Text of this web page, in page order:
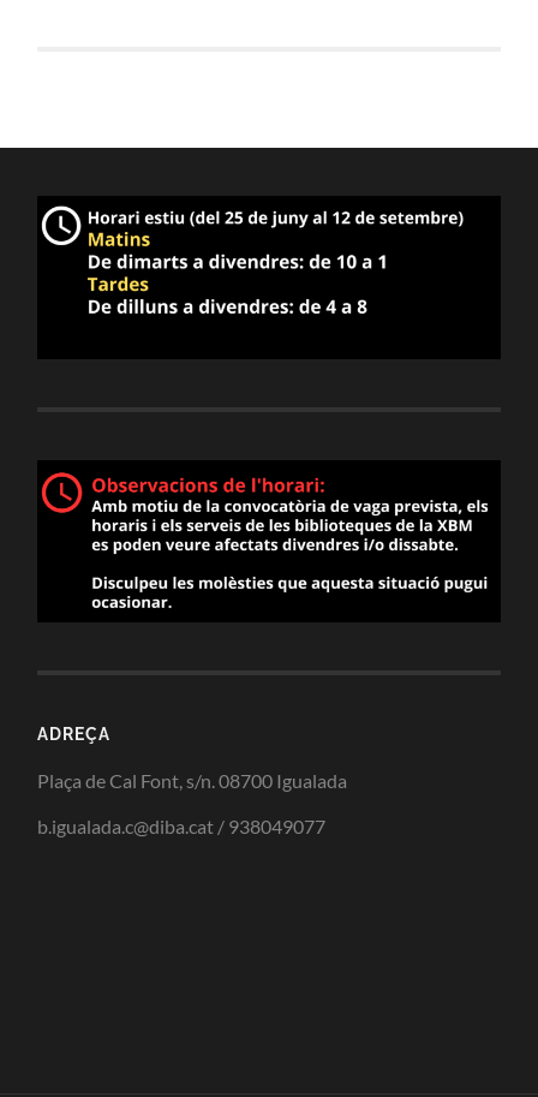
ADREÇA
Plaça de Cal Font, s/n. 08700 Igualada
b.igualada.c@diba.cat / 938049077